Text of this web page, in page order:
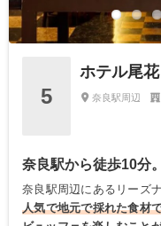
5
ホテル尾花
奈良駅周辺
奈良駅から徒歩10分
奈良駅周辺にあるリーズ
人気で地元で採れた食材